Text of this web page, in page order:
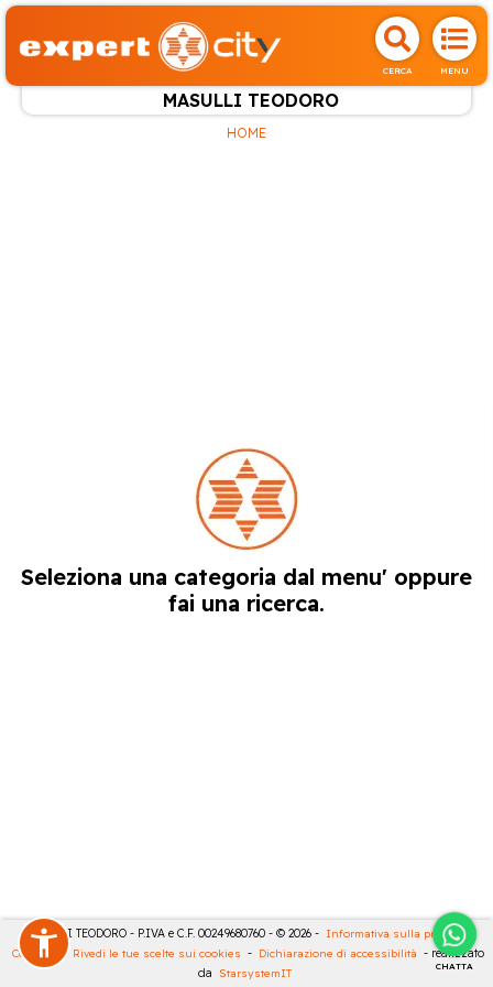
CERCA MENU
MASULLI TEODORO
CHATTA
HOME
Seleziona una categoria dal menu' oppure
fai una ricerca.
MASULLI TEODORO - P.IVA e C.F. 00249680760 - © 2026 - Informativa sulla privacy -
Cookies
- Rivedi le tue scelte sui cookies - Dichiarazione di accessibilità - realizzato
da StarsystemIT